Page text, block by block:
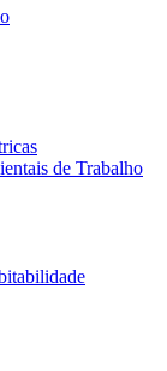
de Trabalho